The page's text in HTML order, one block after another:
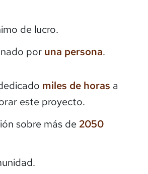
de lucro.
por una persona.
miles de horas a
este proyecto.
sobre más de 2050